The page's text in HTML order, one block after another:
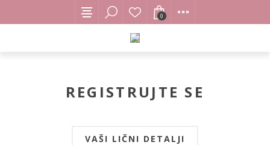
0
REGISTRUJTE SE
VAŠI LIČNI DETALJI